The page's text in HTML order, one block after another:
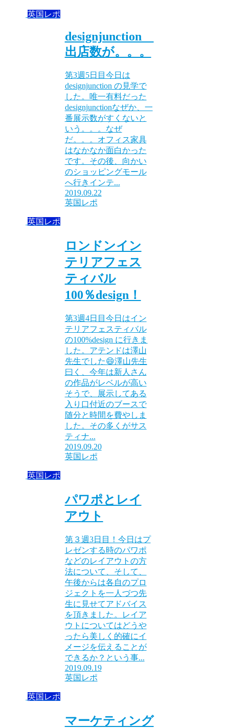
英国レポ
designjunction
出店数が。。。
第3週5日目今日は
designjunction の見学で
した。唯一有料だった
designjunctionなぜか、一
番展示数がすくないと
いう。。。なぜ
だ。。。オフィス家具
はなかなか面白かった
です。その後、向かい
のショッピングモール
へ行きインテ...
2019.09.22
英国レポ
英国レポ
ロンドンイン
テリアフェス
ティバル
100％design！
第3週4日目今日はイン
テリアフェスティバル
の100%design に行きま
した。アテンドは澤山
先生でした😄澤山先生
曰く、今年は新人さん
の作品がレベルが高い
そうで、展示してある
入り口付近のブースで
随分と時間を費やしま
した。その多くがサス
ティナ...
2019.09.20
英国レポ
英国レポ
パワポとレイ
アウト
第３週3日目！今日はプ
レゼンする時のパワポ
などのレイアウトの方
法について、そして、
午後からは各自のプロ
ジェクトを一人づつ先
生に見せてアドバイス
を頂きました。レイア
ウトについてはどうや
ったら美しく的確にイ
メージを伝えることが
できるか？という事...
2019.09.19
英国レポ
英国レポ
マーケティング